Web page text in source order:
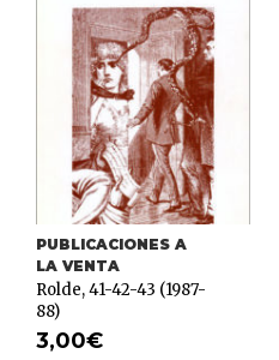
PUBLICACIONES A
LA VENTA
Rolde, 41-42-43 (1987-
88)
3,00€